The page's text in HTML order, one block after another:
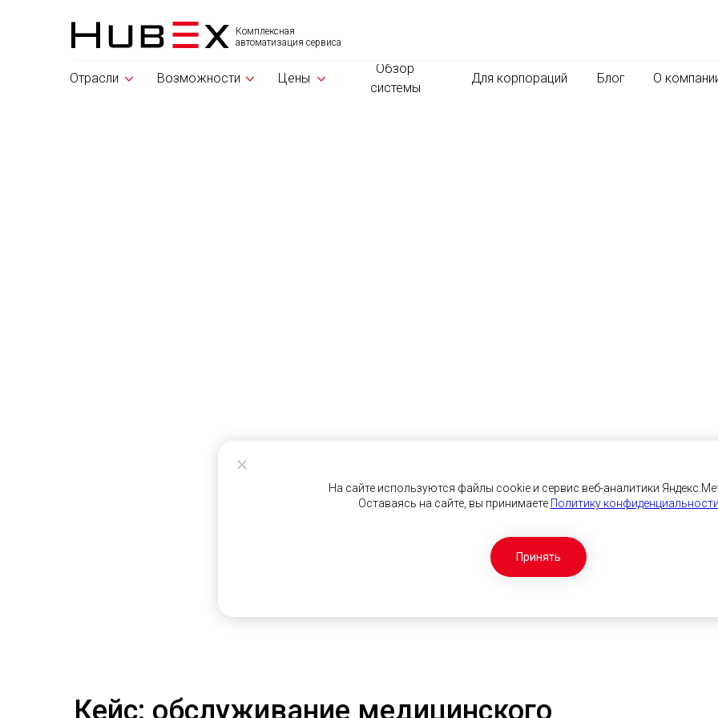
Комплексная
автоматизация сервиса
О
Обзор
системы
Цены
Отрасли Для корпораций Блог
Возможности
Принять
На сайте используются файлы cookie и сервис веб-аналитики
Оставаясь на сайте, вы принимаете Политику конфиденциальности
Кейс: обслуживание медицинского